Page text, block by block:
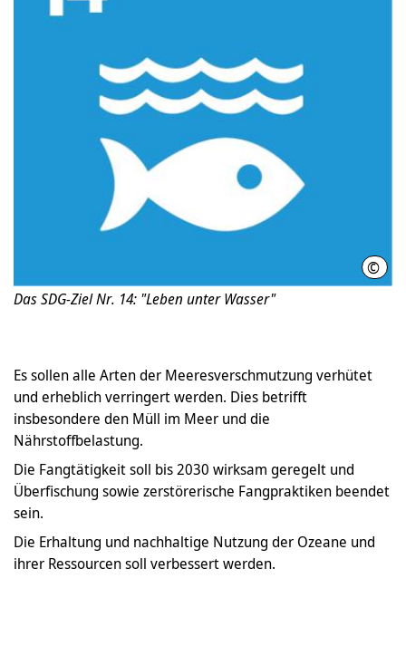
©
Das SDG-Ziel Nr. 14: "Leben unter Wasser"
Es sollen alle Arten der Meeresverschmutzung verhütet
und erheblich verringert werden. Dies betrifft
insbesondere den Müll im Meer und die
Nährstoffbelastung.
Die Fangtätigkeit soll bis 2030 wirksam geregelt und
Überfischung sowie zerstörerische Fangpraktiken beendet
sein.
Die Erhaltung und nachhaltige Nutzung der Ozeane und
ihrer Ressourcen soll verbessert werden.